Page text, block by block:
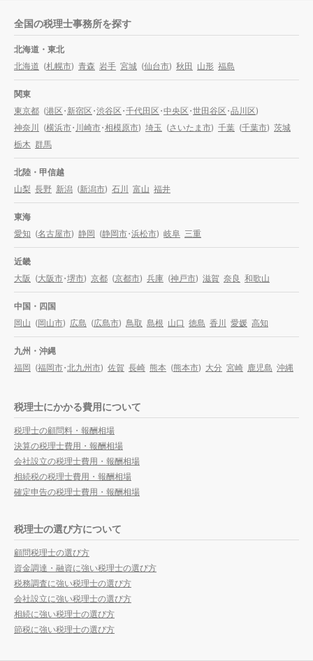
全国の税理士事務所を探す
北海道・東北
北海道 (札幌市) 青森 岩手 宮城 (仙台市) 秋田 山形 福島
関東
東京都 (港区・新宿区・渋谷区・千代田区・中央区・世田谷区・品川区)
神奈川 (横浜市・川崎市・相模原市) 埼玉 (さいたま市) 千葉 (千葉市) 茨城
栃木 群馬
北陸・甲信越
山梨 長野 新潟 (新潟市) 石川 富山 福井
東海
愛知 (名古屋市) 静岡 (静岡市・浜松市) 岐阜 三重
近畿
大阪 (大阪市・堺市) 京都 (京都市) 兵庫 (神戸市) 滋賀 奈良 和歌山
中国・四国
岡山 (岡山市) 広島 (広島市) 鳥取 島根 山口 徳島 香川 愛媛 高知
九州・沖縄
福岡 (福岡市・北九州市) 佐賀 長崎 熊本 (熊本市) 大分 宮崎 鹿児島 沖縄
税理士にかかる費用について
税理士の顧問料・報酬相場
決算の税理士費用・報酬相場
会社設立の税理士費用・報酬相場
相続税の税理士費用・報酬相場
確定申告の税理士費用・報酬相場
税理士の選び方について
顧問税理士の選び方
資金調達・融資に強い税理士の選び方
税務調査に強い税理士の選び方
会社設立に強い税理士の選び方
相続に強い税理士の選び方
節税に強い税理士の選び方